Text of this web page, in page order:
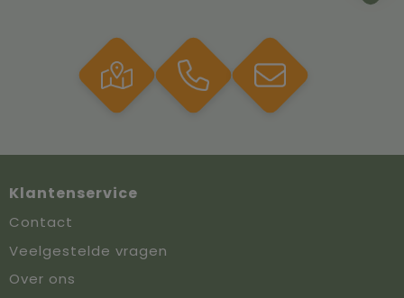
Klantenservice
Contact
Veelgestelde vragen
Over ons